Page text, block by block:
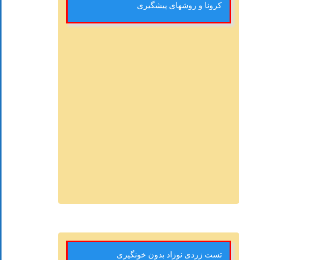
کرونا و روشهای پیشگیری
تست زردی نوزاد بدون خونگیری